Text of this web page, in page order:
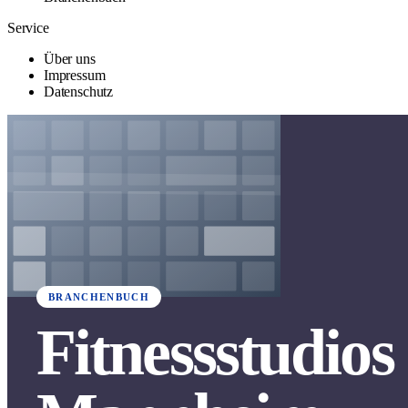
Service
Über uns
Impressum
Datenschutz
BRANCHENBUCH